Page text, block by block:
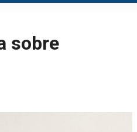
sobre